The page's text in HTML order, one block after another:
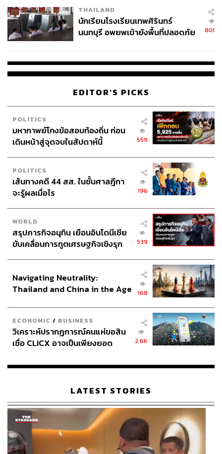
The Sound of Music
Character: Maria
ภาพยนตร์เพลงคลาสสิกที่เรียกว่าเป็นตำนานจากผู้กำกับ
โร
เบิร์ต ไวส์ที่สร้างคาแรกเตอร์ชัดเจนออกมาได้ขนาดนี้ อีก
อย่างนักแสดงมืออาชีพอย่าง
สามารถมากมาย ใช้ทั้งการร้องและการเต้น ชุดยูนิฟอร์มของ
ตัวละครมาเรียสวยลงตัว เหมาะแก่การเอามาปรับใช้ต่อจริงๆ
เพียงแค่คุณหยิบเอาเสื้อคอกลมแขนยาวมาใส่ทับเข้ากับเดรส
เกาะอกกระโปรงบาน เท่านี้คุณก็จะได้ลุคที่ดูลงตัวของมาเรีย
และความหรูหราขึ้นไปอีกระดับ
จ่ายหนี้-แอบระบุแบรนด์
THAILAND
นักเรียนโรงเรียนเทพศิรินทร์
นนทบุรี อพยพเข้ายังพื้นที่ปลอดภัย
801
EDITOR'S PICKS
POLITICS
มหากาพย์โกงข้อสอบท้องถิ่น ก่อน
เดินหน้าสู่จุดจบในสัปดาห์นี้
559
POLITICS
เส้นทางคดี 44 สส. ในชั้นศาลฎีกา
จะรู้ผลเมื่อไร
196
WORLD
สรุปภารกิจอนุทิน เยือนอินโดนีเซีย
ขับเคลื่อนการทูตเศรษฐกิจเชิงรุก
539
Navigating Neutrality:
Thailand and China in the Age
168
ECONOMIC / BUSINESS
วิเคราะห์ปรากฏการณ์คนแห่ขอสิน
เชื่อ CLICX อาจเป็นเพียงยอด
เรือนไทยที่ถูกซุกไว้
2.6K
LATEST STORIES